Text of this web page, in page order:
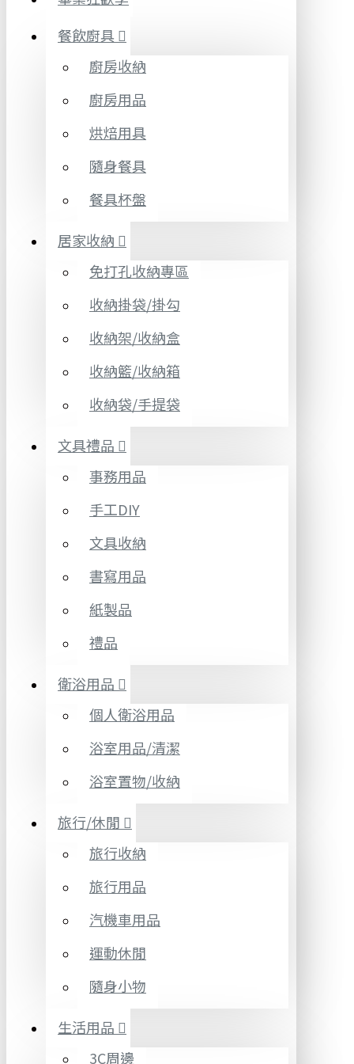
餐飲廚具
廚房收納
廚房用品
烘焙用具
隨身餐具
餐具杯盤
居家收納
免打孔收納專區
收納掛袋/掛勾
收納架/收納盒
收納籃/收納箱
收納袋/手提袋
文具禮品
事務用品
手工DIY
文具收納
書寫用品
紙製品
禮品
衛浴用品
個人衛浴用品
浴室用品/清潔
浴室置物/收納
旅行/休閒
旅行收納
旅行用品
汽機車用品
運動休閒
隨身小物
生活用品
3C周邊